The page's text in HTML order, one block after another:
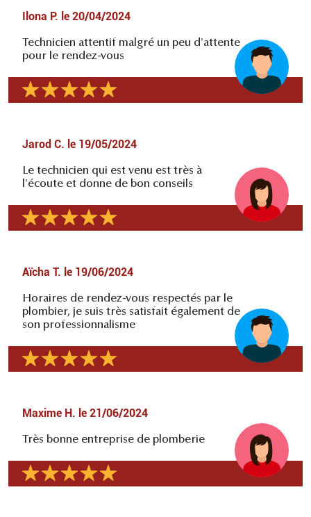
Ilona P. le 20/04/2024
Technicien attentif malgré un peu d'attente
pour le rendez-vous
Jarod C. le 19/05/2024
Le technicien qui est venu est très à
l'écoute et donne de bon conseils
Aïcha T. le 19/06/2024
Horaires de rendez-vous respectés par le
plombier, je suis très satisfait également de
son professionnalisme
Maxime H. le 21/06/2024
Très bonne entreprise de plomberie